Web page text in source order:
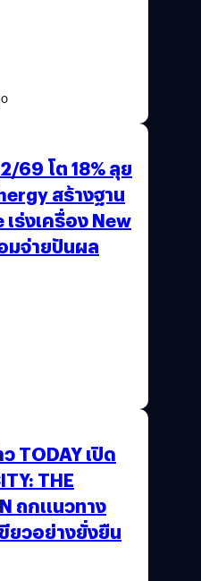
69 โต 18% ลุย
สร้างฐาน
ร่งเครื่อง New
มจ่ายปันผล
TODAY เปิด
THE
ถกแนวทาง
ยวอย่างยั่งยืน